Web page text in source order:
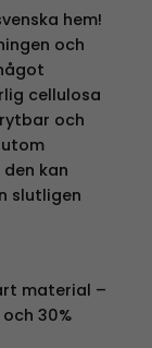
hem!
och
cellulosa
och
kan
slutligen
material –
30%